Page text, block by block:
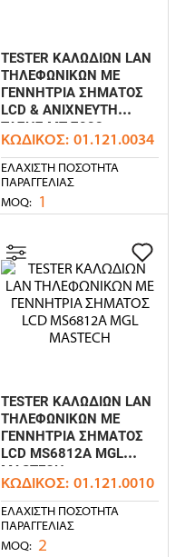
TESTER ΚΑΛΩΔΙΩΝ LAN
ΤΗΛΕΦΩΝΙΚΩΝ ΜΕ
ΓΕΝΝΗΤΡΙΑ ΣΗΜΑΤΟΣ
LCD & ΑΝΙΧΝΕΥΤΗ
ΤΑΣΗΣ MT-7028
S/PRO'SKIT
ΚΩΔΙΚΌΣ: 01.121.0034
ΕΛΆΧΙΣΤΗ ΠΟΣΌΤΗΤΑ
ΠΑΡΑΓΓΕΛΊΑΣ
MOQ: 1
TESTER ΚΑΛΩΔΙΩΝ LAN
ΤΗΛΕΦΩΝΙΚΩΝ ΜΕ
ΓΕΝΝΗΤΡΙΑ ΣΗΜΑΤΟΣ
LCD MS6812A MGL
MASTECH
ΚΩΔΙΚΌΣ: 01.121.0010
ΕΛΆΧΙΣΤΗ ΠΟΣΌΤΗΤΑ
ΠΑΡΑΓΓΕΛΊΑΣ
MOQ: 2